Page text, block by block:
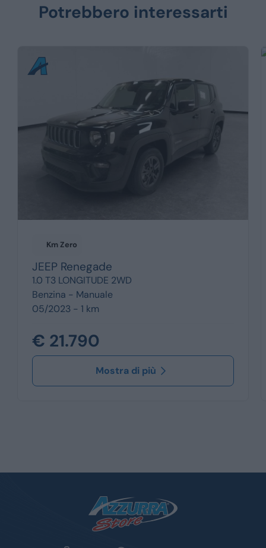
Potrebbero interessarti
Km Zero
JEEP Renegade
1.0 T3 LONGITUDE 2WD
Benzina - Manuale
05/2023 - 1 km
€ 21.790
Mostra di più